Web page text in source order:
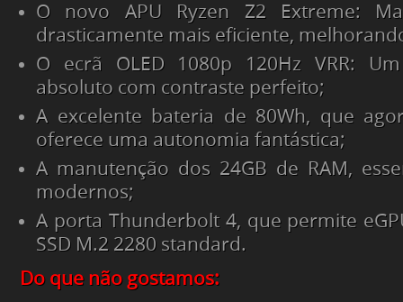
O novo APU Ryzen Z2 Extreme:
drasticamente mais eficiente,
O ecrã OLED 1080p 120Hz VRR:
absoluto com contraste perfeito;
A excelente bateria de 80Wh, que
oferece uma autonomia fantástica;
A manutenção dos 24GB de RAM,
modernos;
A porta Thunderbolt 4, que permite
SSD M.2 2280 standard.
Do que não gostamos: